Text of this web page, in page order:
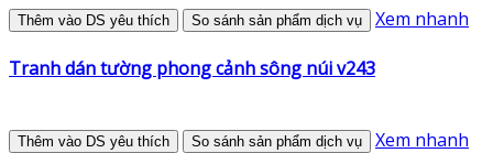
Thêm vào DS yêu thích So sánh sản phẩm dịch vụ Xem nhanh
Tranh dán tường phong cảnh sông núi v243
Thêm vào DS yêu thích So sánh sản phẩm dịch vụ Xem nhanh